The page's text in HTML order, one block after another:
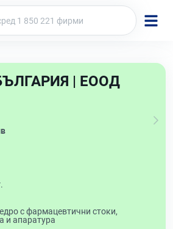
| ЕООД
с фармацевтични стоки,
и апаратура